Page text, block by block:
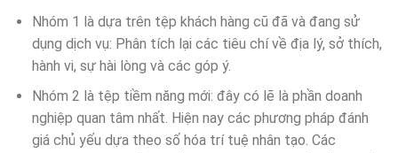
Nhóm 1 là dựa trên tệp khách hàng cũ đã và đang sử
dụng dịch vụ: Phân tích lại các tiêu chí về địa lý, sở thích,
hành vi, sự hài lòng và các góp ý.
Nhóm 2 là tệp tiềm năng mới: đây có lẽ là phần doanh
nghiệp quan tâm nhất. Hiện nay các phương pháp đánh
giá chủ yếu dựa theo số hóa trí tuệ nhân tạo. Các